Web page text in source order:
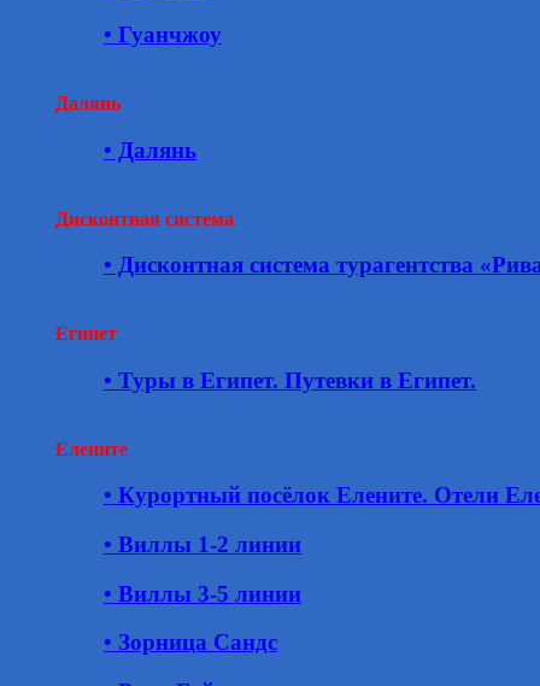
• Гуанчжоу
Далянь
• Далянь
Дисконтная система
• Дисконтная система турагентства
Египет
• Туры в Египет. Путевки в Египет.
Елените
• Курортный посёлок Елените. Отели
• Виллы 1-2 линии
• Виллы 3-5 линии
• Зорница Сандс